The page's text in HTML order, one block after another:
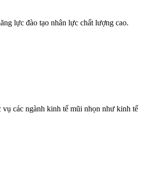
lực đào tạo nhân lực chất lượng cao.
các ngành kinh tế mũi nhọn như kinh tế